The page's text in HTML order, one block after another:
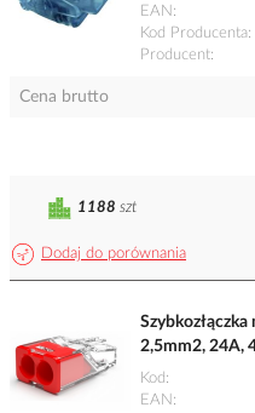
EAN
Kod Producenta
Producent
Cena brutto
Dodaj do porównania
1188 szt
2,5mm2, 24A,
Kod
EAN